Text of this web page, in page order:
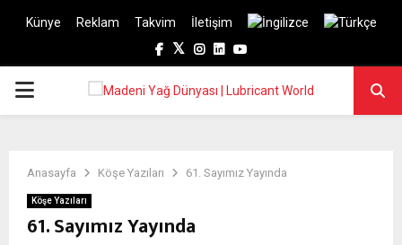
Künye Reklam Takvim
İletişim
Facebook
TwitterInstagram
LinkedinYoutube
PRIMARY
Anasayfa Köşe Yazıları 61. Sayımız Yayında
Köşe Yazıları
61. Sayımız Yayında